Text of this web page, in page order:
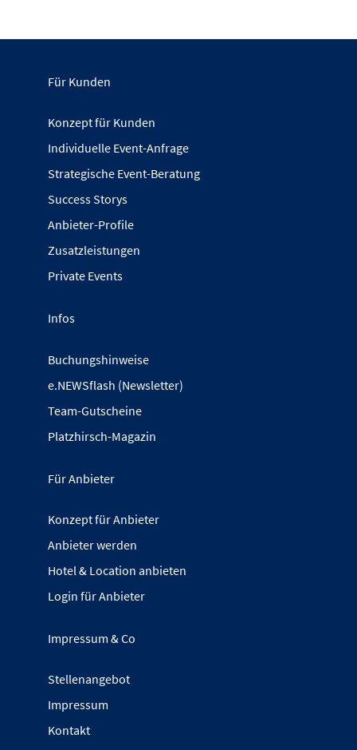
Für Kunden
Konzept für Kunden
Individuelle Event-Anfrage
Strategische Event-Beratung
Success Storys
Anbieter-Profile
Zusatzleistungen
Private Events
Infos
Buchungshinweise
e.NEWSflash (Newsletter)
Team-Gutscheine
Platzhirsch-Magazin
Für Anbieter
Konzept für Anbieter
Anbieter werden
Hotel & Location anbieten
Login für Anbieter
Impressum & Co
Stellenangebot
Impressum
Kontakt